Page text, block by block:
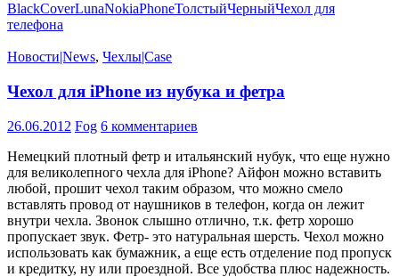
BlackCoverLunaNokiaPhoneТолстыйЧерныйЧехол для
телефона
Новости|News, Чехлы|Case
Чехол для iPhone из нубука и фетра
26.06.2012 Fog 6 комментариев
Немецкий плотный фетр и итальянский нубук, что еще нужно
для великолепного чехла для iPhone? Айфон можно вставить
любой, прошит чехол таким образом, что можно смело
вставлять провод от наушников в телефон, когда он лежит
внутри чехла. Звонок слышно отлично, т.к. фетр хорошо
пропускает звук. Фетр- это натуральная шерсть. Чехол можно
использовать как бумажник, а еще есть отделение под пропуск
и кредитку, ну или проездной. Все удобства плюс надежность.